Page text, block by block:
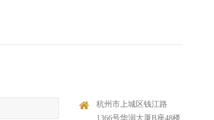
杭州市上城区钱江路
1366号华润大厦B座48楼